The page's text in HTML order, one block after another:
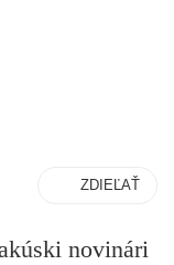
ZDIEĽAŤ
novinári